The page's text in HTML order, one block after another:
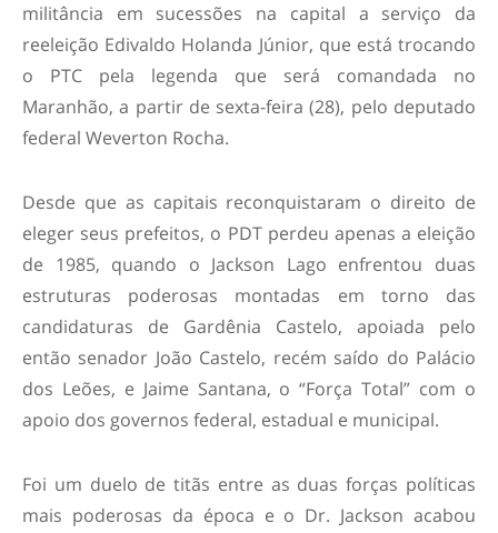
militância em sucessões na capital a serviço da
reeleição Edivaldo Holanda Júnior, que está trocando
o PTC pela legenda que será comandada no
Maranhão, a partir de sexta-feira (28), pelo deputado
federal Weverton Rocha.
Desde que as capitais reconquistaram o direito de
eleger seus prefeitos, o PDT perdeu apenas a eleição
de 1985, quando o Jackson Lago enfrentou duas
estruturas poderosas montadas em torno das
candidaturas de Gardênia Castelo, apoiada pelo
então senador João Castelo, recém saído do Palácio
dos Leões, e Jaime Santana, o “Força Total” com o
apoio dos governos federal, estadual e municipal.
Foi um duelo de titãs entre as duas forças políticas
mais poderosas da época e o Dr. Jackson acabou